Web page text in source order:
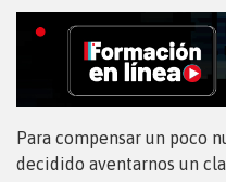
Para compensar un poco
decidido aventarnos un